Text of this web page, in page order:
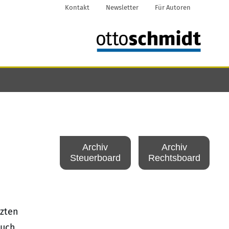
Kontakt Newsletter Für Autoren
Archiv
Steuerboard
Archiv
Rechtsboard